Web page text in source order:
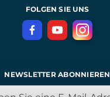
FOLGEN SIE UNS
NEWSLETTER ABONNIEREN